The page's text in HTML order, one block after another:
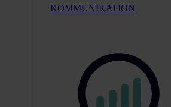
KOMMUNIKATION